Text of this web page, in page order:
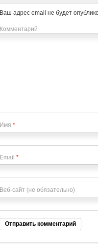
Ваш адрес email не будет
Комментарий
Имя *
Email *
Веб-сайт (не обязательно)